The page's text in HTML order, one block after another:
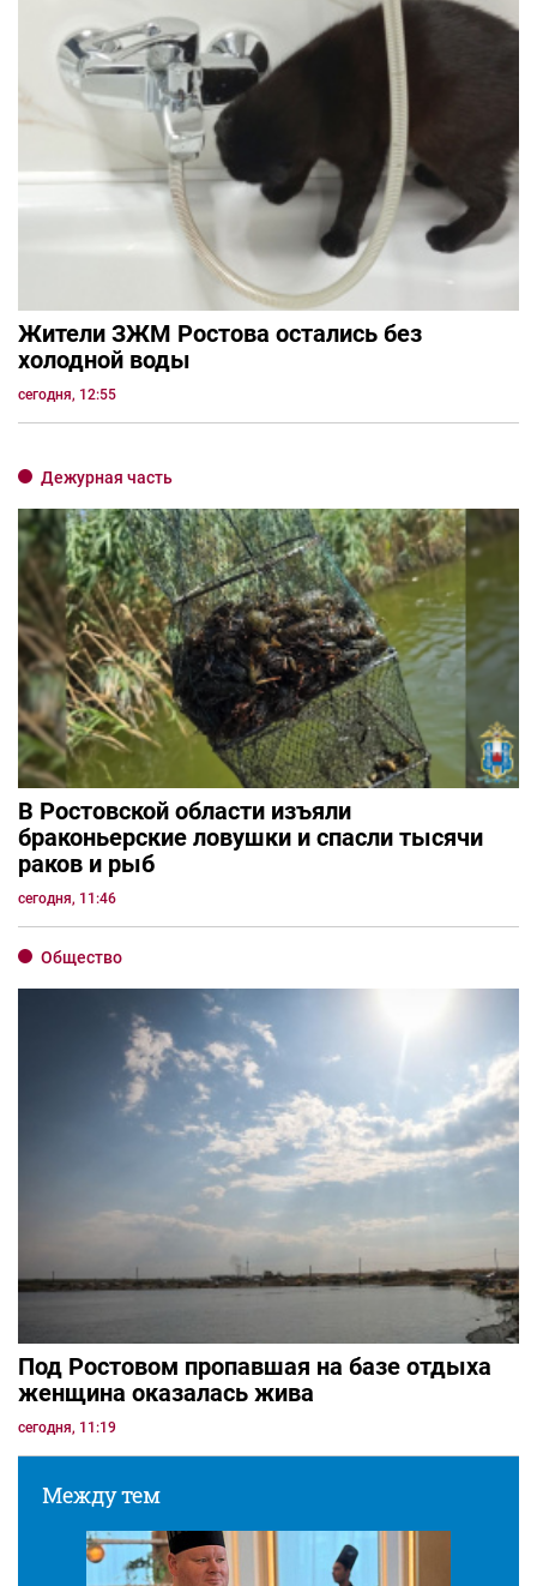
Жители ЗЖМ Ростова остались без
холодной воды
сегодня, 12:55
Дежурная часть
В Ростовской области изъяли
браконьерские ловушки и спасли тысячи
раков и рыб
сегодня, 11:46
Общество
Под Ростовом пропавшая на базе отдыха
женщина оказалась жива
сегодня, 11:19
Между тем